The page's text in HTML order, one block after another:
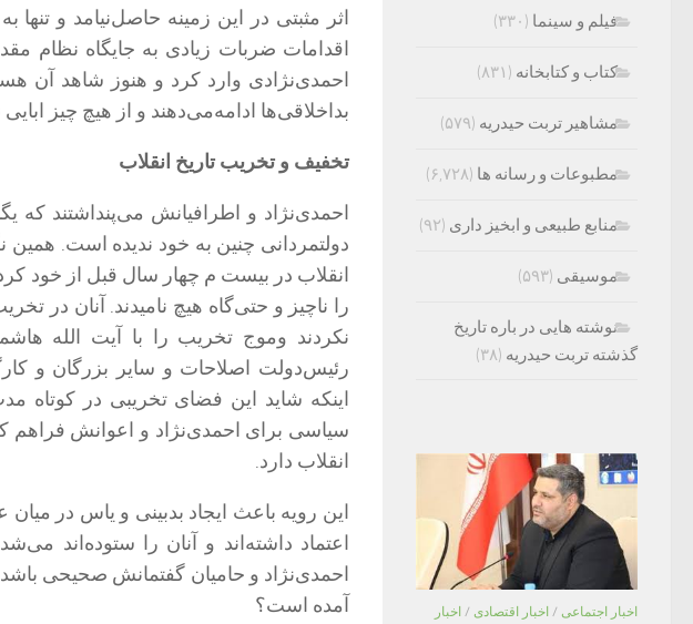
اثر مثبتی در این زمینه حاصل‌نیامد و
اقدامات ضربات زیادی به جایگاه نظام
احمدی‌نژادی وارد کرد و هنوز شاهد آن
بداخلاقی‌ها ادامه‌می‌دهند و از هیچ چیز ابایی
تخفیف و تخریب تاریخ انقلاب
احمدی‌نژاد و اطرافیانش می‌پنداشتند که
دولتمردانی چنین به خود ندیده است. همین
انقلاب در بیست م چهار سال قبل از خود
را ناچیز و حتی‌گاه هیچ نامیدند. آنان در
نکردند وموج تخریب را با آیت الله
رئیس‌دولت اصلاحات و سایر بزرگان و
اینکه شاید این فضای تخریبی در کوتاه
سیاسی برای احمدی‌نژاد و اعوانش فراهم
انقلاب دارد.
این رویه باعث ایجاد بدبینی و یاس در
اعتماد داشته‌اند و آنان را ستوده‌اند
احمدی‌نژاد و حامیان گفتمانش صحیحی
آمده است؟
فیلم و سینما (۳۳۰)
کتاب و کتابخانه (۸۳۱)
مشاهیر تربت حیدریه (۵۷۹)
مطبوعات و رسانه ها (۶,۷۲۸)
منابع طبیعی و ابخیز داری (۹۲)
موسیقی (۵۹۳)
نوشته هایی در باره تاریخ
گذشته تربت حیدریه (۳۸)
اخبار اجتماعی / اخبار اقتصادی / اخبار